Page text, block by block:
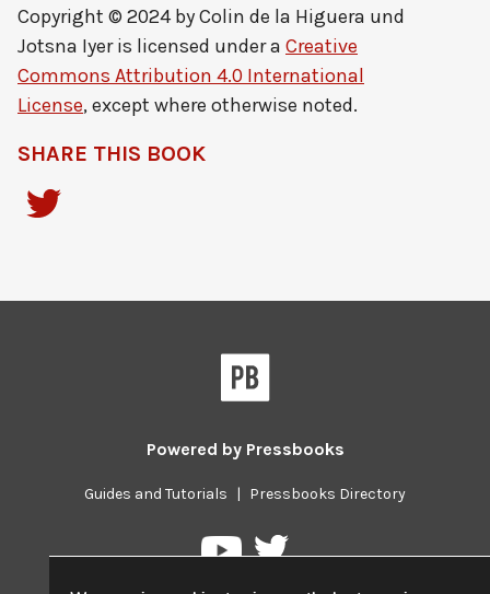
Copyright © 2024 byColin de la Higuera und
Jotsna Iyeris licensed under a Creative
Commons Attribution 4.0 International
License, except where otherwise noted.
SHARE THIS BOOK
Powered by Pressbooks
Guides and Tutorials | Pressbooks Directory
PressbooksPressbooks